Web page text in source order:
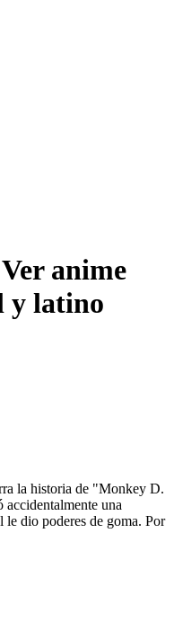
anime
y latino
la historia de "Monkey D.
una
dio poderes de goma. Por